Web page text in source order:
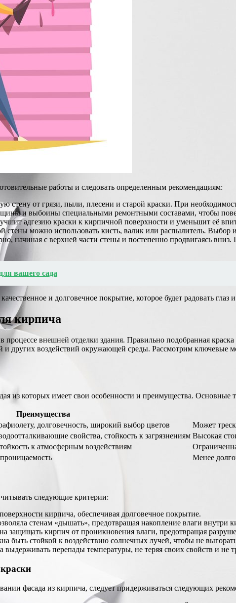
работы и следовать определенным рекомендациям:
стену от грязи, пыли, плесени и старой краски. При
и выбоины специальными ремонтными составами, чтобы
адгезию краски к кирпичной поверхности и уменьшит её
стены можно использовать кисть, валик или распылитель. Выбор
начиная с верхней части стены и постепенно продвигаясь
вашего сада
и долговечное покрытие, которое будет радовать
кирпича
внешней отделки здания. Правильно подобранная
и других воздействий окружающей среды. Рассмотрим ключевые
из которых имеет свои особенности и преимущества. Основные
Преимущества
долговечность, широкий выбор цветов
Может
свойства, стойкость к загрязнениям Высокая
к атмосферным воздействиям
Менее
следующие критерии:
кирпича, обеспечивая долговечное покрытие.
стенам «дышать», предотвращая накопление влаги внутри
защищать кирпич от проникновения влаги, предотвращая
быть стойкой к воздействию солнечных лучей, чтобы не
выдерживать перепады температуры, не теряя своих свойств и не
фасада из кирпича, следует придерживаться следующих